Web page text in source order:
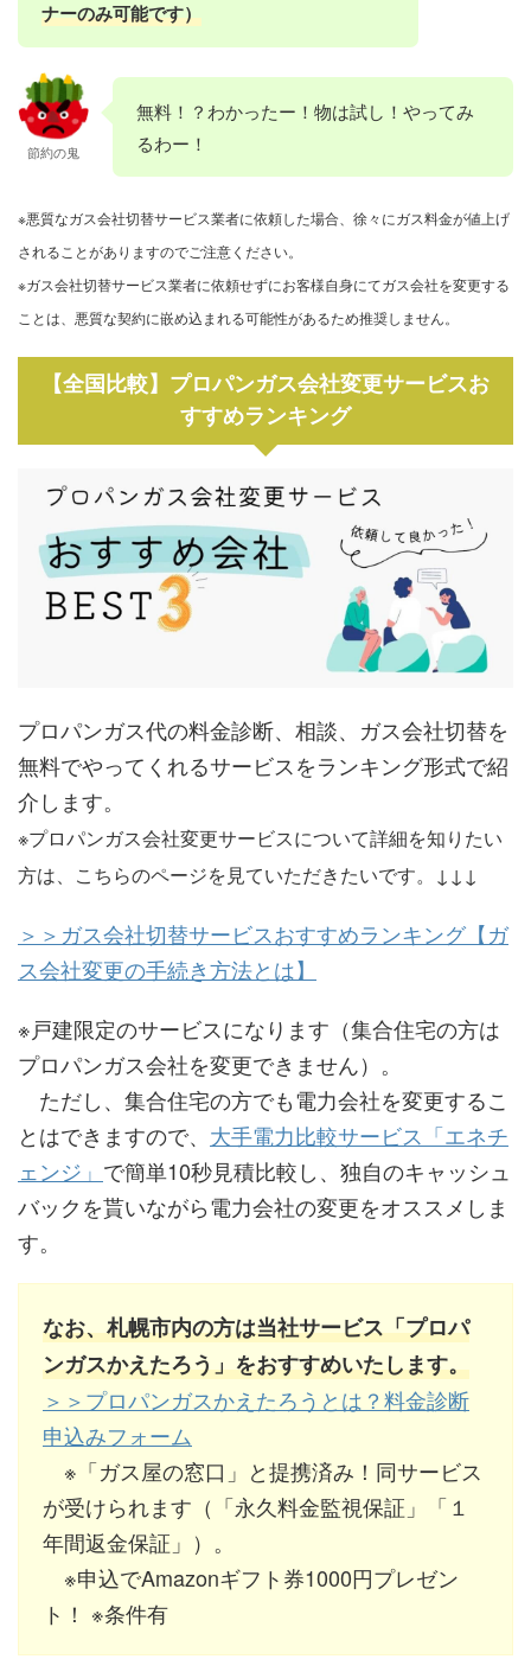
ナーのみ可能です）
節約の鬼
無料！？わかったー！物は試し！やってみ
るわー！
※悪質なガス会社切替サービス業者に依頼した場合、徐々にガス料金が値上げ
されることがありますのでご注意ください。
※ガス会社切替サービス業者に依頼せずにお客様自身にてガス会社を変更する
ことは、悪質な契約に嵌め込まれる可能性があるため推奨しません。
【全国比較】プロパンガス会社変更サービスお
すすめランキング
プロパンガス代の料金診断、相談、ガス会社切替を
無料でやってくれるサービスをランキング形式で紹
介します。
※プロパンガス会社変更サービスについて詳細を知りたい
方は、こちらのページを見ていただきたいです。↓↓↓
＞＞ガス会社切替サービスおすすめランキング【ガ
ス会社変更の手続き方法とは】
※戸建限定のサービスになります（集合住宅の方は
プロパンガス会社を変更できません）。
ただし、集合住宅の方でも電力会社を変更するこ
とはできますので、 大手電力比較サービス「エネチ
ェンジ」 で簡単10秒見積比較し、独自のキャッシュ
バックを貰いながら電力会社の変更をオススメしま
す。
なお、札幌市内の方は当社サービス「プロパ
ンガスかえたろう」をおすすめいたします。
＞＞プロパンガスかえたろうとは？料金診断
申込みフォーム
※「ガス屋の窓口」と提携済み！同サービス
が受けられます（「永久料金監視保証」「１
年間返金保証」）。
※申込でAmazonギフト券1000円プレゼン
ト！ ※条件有